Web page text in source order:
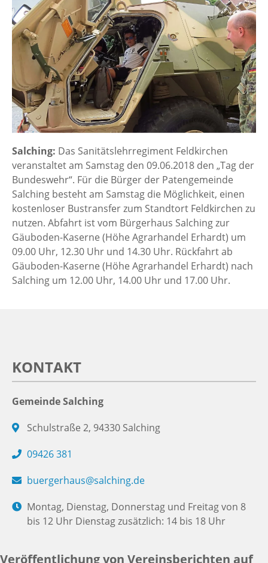
Salching: Das Sanitätslehrregiment Feldkirchen
veranstaltet am Samstag den 09.06.2018 den „Tag der
Bundeswehr“. Für die Bürger der Patengemeinde
Salching besteht am Samstag die Möglichkeit, einen
kostenloser Bustransfer zum Standtort Feldkirchen zu
nutzen. Abfahrt ist vom Bürgerhaus Salching zur
Gäuboden-Kaserne (Höhe Agrarhandel Erhardt) um
09.00 Uhr, 12.30 Uhr und 14.30 Uhr. Rückfahrt ab
Gäuboden-Kaserne (Höhe Agrarhandel Erhardt) nach
Salching um 12.00 Uhr, 14.00 Uhr und 17.00 Uhr.
KONTAKT
Gemeinde Salching
Schulstraße 2, 94330 Salching
09426 381
buergerhaus@salching.de
Montag, Dienstag, Donnerstag und Freitag von 8
bis 12 Uhr Dienstag zusätzlich: 14 bis 18 Uhr
Veröffentlichung von Vereinsberichten auf